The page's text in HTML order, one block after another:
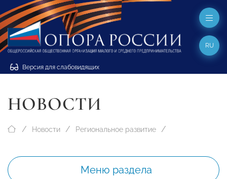
Версия для слабовидящих
RU
НОВОСТИ
Новости Региональное развитие
Меню раздела